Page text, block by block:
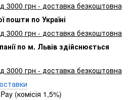
3000 грн - доставка безкоштовна
пошти по Україні
3000 грн - доставка безкоштовна
по м. Львів здійснюється
3000 грн - доставка безкоштовна
(комісія 1,5%)